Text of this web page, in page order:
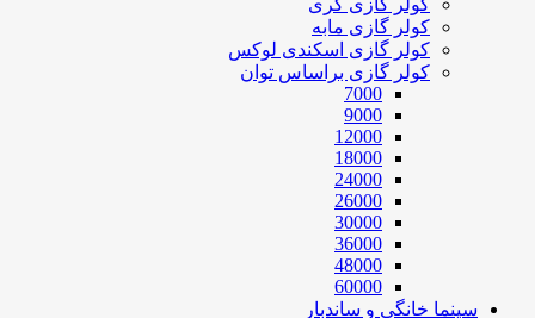
کولر گازی گری
کولر گازی مابه
کولر گازی اسکندی لوکس
کولر گازی براساس توان
7000
9000
12000
18000
24000
26000
30000
36000
48000
60000
سینما خانگی و ساندبار